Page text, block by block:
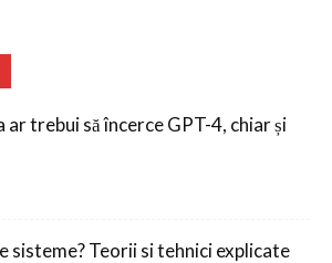
ar trebui să încerce GPT-4, chiar și
sisteme? Teorii si tehnici explicate